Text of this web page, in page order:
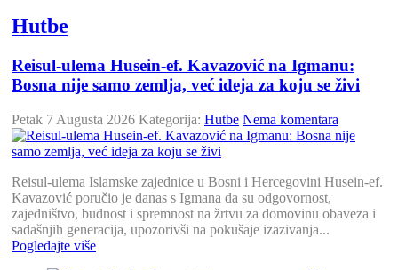
Hutbe
Reisul-ulema Husein-ef. Kavazović na Igmanu:
Bosna nije samo zemlja, već ideja za koju se živi
Petak 7 Augusta 2026 Kategorija: Hutbe Nema komentara
Reisul-ulema Islamske zajednice u Bosni i Hercegovini Husein-ef.
Kavazović poručio je danas s Igmana da su odgovornost,
zajedništvo, budnost i spremnost na žrtvu za domovinu obaveza i
sadašnjih generacija, upozorivši na pokušaje izazivanja...
Pogledajte više